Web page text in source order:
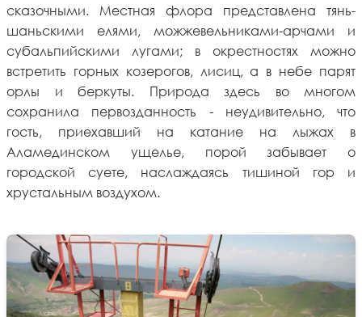
сказочными. Местная флора представлена тянь-
шаньскими елями, можжевельниками-арчами и
субальпийскими лугами; в окрестностях можно
встретить горных козерогов, лисиц, а в небе парят
орлы и беркуты. Природа здесь во многом
сохранила первозданность - неудивительно, что
гость, приехавший на катание на лыжах в
Аламединском ущелье, порой забывает о
городской суете, наслаждаясь тишиной гор и
хрустальным воздухом.